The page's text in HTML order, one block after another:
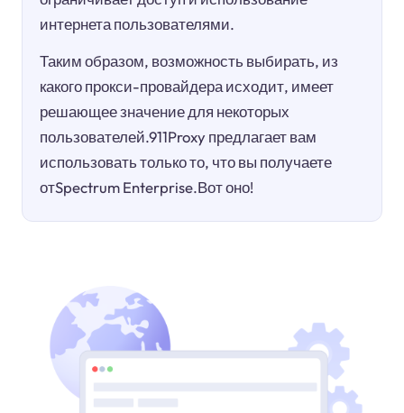
интернета пользователями.
Таким образом, возможность выбирать, из
какого прокси-провайдера исходит, имеет
решающее значение для некоторых
пользователей.911Proxy предлагает вам
использовать только то, что вы получаете
отSpectrum Enterprise.Вот оно!